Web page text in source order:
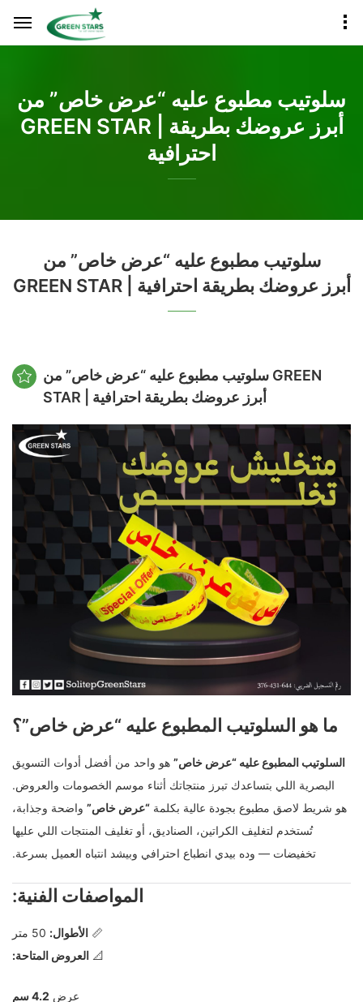
سلوتيب مطبوع عليه “عرض خاص” من
GREEN STAR | أبرز عروضك بطريقة
احترافية
سلوتيب مطبوع عليه “عرض خاص” من
GREEN STAR | أبرز عروضك بطريقة احترافية
سلوتيب مطبوع عليه “عرض خاص” من GREEN
STAR | أبرز عروضك بطريقة احترافية
ما هو السلوتيب المطبوع عليه “عرض خاص”؟
السلوتيب المطبوع عليه “عرض خاص” هو واحد من أفضل أدوات التسويق
البصرية اللي بتساعدك تبرز منتجاتك أثناء موسم الخصومات والعروض.
هو شريط لاصق مطبوع بجودة عالية بكلمة “عرض خاص” واضحة وجذابة،
تُستخدم لتغليف الكراتين، الصناديق، أو تغليف المنتجات اللي عليها
تخفيضات — وده بيدي انطباع احترافي وبيشد انتباه العميل بسرعة.
المواصفات الفنية:
📏 الأطوال:
📐 العروض المتاحة:
عرض 4.2 سم